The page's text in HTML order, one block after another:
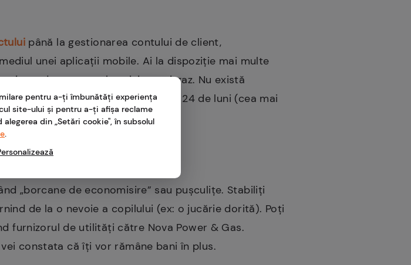
până la gestionarea contului de client,
unei aplicații mobile. Ai la dispoziție mai multe
de gaz sau electricitate și gaz. Nu există
au preț fix garantat, cu până la 24 de luni (cea mai
în piață).
„borcane de economisire” sau pușculițe. Stabiliți
de la o nevoie a copilului (ex: o jucărie dorită). Poți
furnizorul de utilități către Nova Power & Gas.
constata că îți vor rămâne bani în plus.
pentru a-ți îmbunătăți experiența
site-ului și pentru a-ți afișa reclame
din „Setări cookie", în subsolul
.